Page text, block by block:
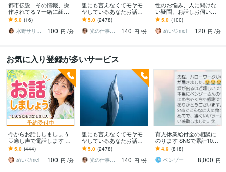
都市伝説｜その情報、操
作されてる？一緒に紐解
きます 陰謀論本当に偶
然？その直感、否定しま
せん。全部お聞きしま
5.0 (16)
水野サリー✨優しく寄り添う話し相手
100 円 /分
誰にも言えなくてモヤモ
ヤしているあなたお話伺
います ひとりで抱え込ま
ないで！ちょっと聞いて
ほしい！でも大丈夫❤️
5.0 (2478)
光の仕事人☆picari
140 円 /分
性のお悩み、人に聞けな
い疑問、お話しお伺いし
ます 男女の性のお悩み、
人に聞けないお話し何で
もどうぞ！♡
5.0 (100)
めい♡mei
120 円 /分
お気に入り登録が多いサービス
予約受付中
今からお話ししましょう
♡癒し声で電話します 気
楽にフリートーク♡雑談
から悩み相談まで✨5分で
も大歓迎❤️
5.0 (444)
めい♡mei
100 円 /分
誰にも言えなくてモヤモ
ヤしているあなたお話伺
います ひとりで抱え込ま
ないで！ちょっと聞いて
ほしい！でも大丈夫❤️
5.0 (2478)
光の仕事人☆picari
140 円 /分
育児休業給付金の相談に
のります SNSで累計1000
件超回答した、現役社労
士事務所職員が対応
4.9 (818)
ベンゾー
8,000 円